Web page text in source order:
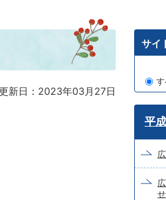
新日：2023年03月27日
サイ
ー
ワ
ー
ド
検
索
平